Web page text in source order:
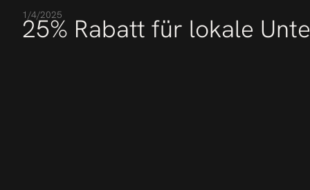
1/4/2025
25% Rabatt für lokale